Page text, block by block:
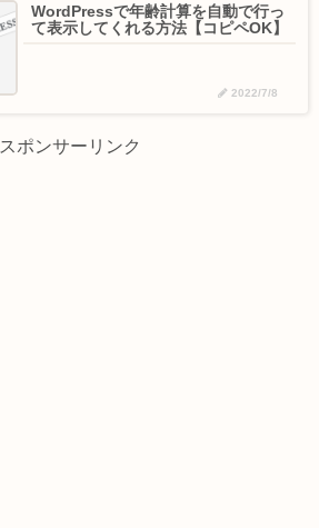
WordPressで年齢計算を自動で行っ
て表示してくれる方法【コピペOK】
2022/7/8
スポンサーリンク